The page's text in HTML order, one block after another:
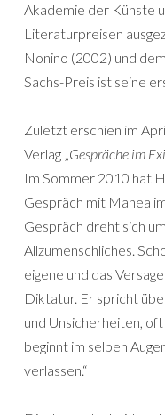
Akademie der Künste
Literaturpreisen
Nonino (2002) und
Sachs-Preis ist seine
Zuletzt erschien im
Verlag „Gespräche im
Im Sommer 2010 hat
Gespräch mit Manea
Gespräch dreht sich
Allzumenschliches.
eigene und das
Diktatur. Er spricht
und Unsicherheiten,
beginnt im selben
verlassen.“